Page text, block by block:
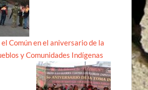
Común en el aniversario de la
y Comunidades Indígenas